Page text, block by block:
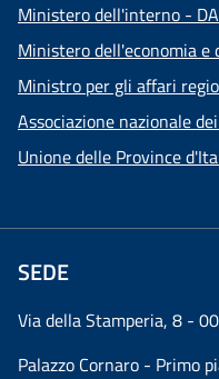
Ministero dell'interno -
Ministero dell'economia e
Ministro per gli affari
Associazione nazionale
Unione delle Province
SEDE
Via della Stamperia, 8 -
Palazzo Cornaro - Primo